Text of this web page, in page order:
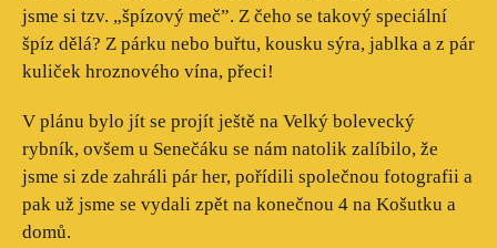
jsme si tzv. „špízový meč”. Z čeho se takový speciální
špíz dělá? Z párku nebo buřtu, kousku sýra, jablka a z pár
kuliček hroznového vína, přeci!
V plánu bylo jít se projít ještě na Velký bolevecký
rybník, ovšem u Senečáku se nám natolik zalíbilo, že
jsme si zde zahráli pár her, pořídili společnou fotografii a
pak už jsme se vydali zpět na konečnou 4 na Košutku a
domů.